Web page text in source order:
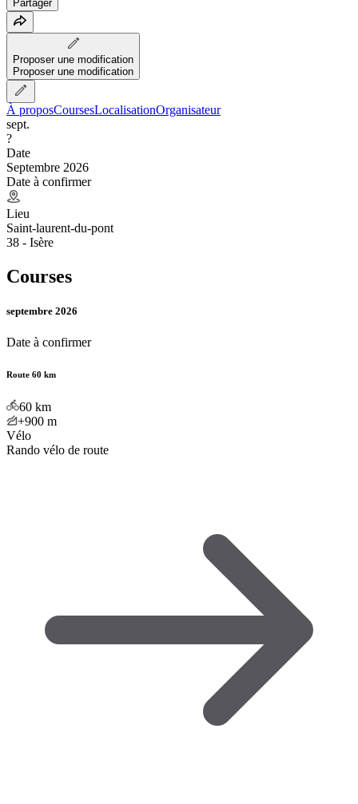
Partager
Proposer une modification
Proposer une modification
À proposCoursesLocalisationOrganisateur
sept.
?
Date
Septembre 2026
Date à confirmer
Lieu
Saint-laurent-du-pont
38 - Isère
Courses
septembre 2026
Date à confirmer
Route 60 km
60 km
+900 m
Vélo
Rando vélo de route